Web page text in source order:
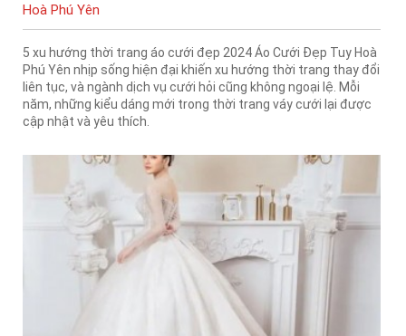
Hoà Phú Yên
5 xu hướng thời trang áo cưới đẹp 2024 Áo Cưới Đẹp Tuy Hoà
Phú Yên nhịp sống hiện đại khiến xu hướng thời trang thay đổi
liên tục, và ngành dịch vụ cưới hỏi cũng không ngoại lệ. Mỗi
năm, những kiểu dáng mới trong thời trang váy cưới lại được
cập nhật và yêu thích.